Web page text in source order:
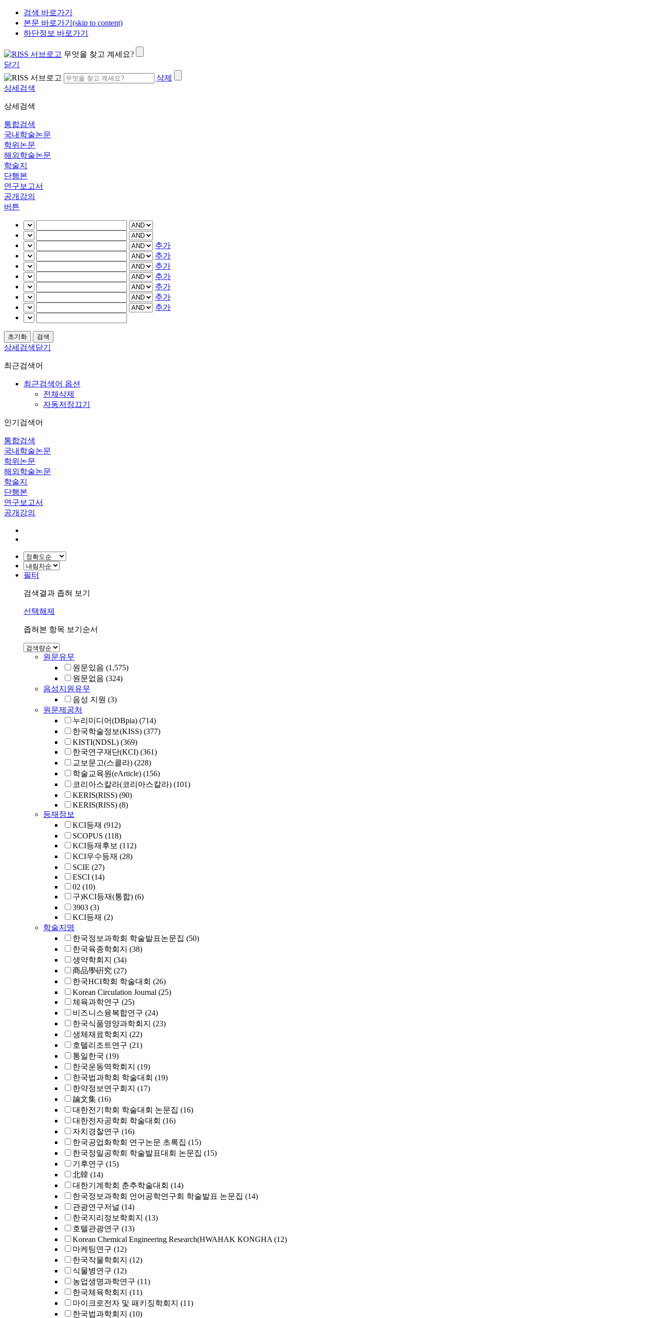
검색 바로가기
본문 바로가기(skip to content)
하단정보 바로가기
무엇을 찾고 계세요?
닫기
삭제
상세검색
상세검색
통합검색
국내학술논문
학위논문
해외학술논문
학술지
단행본
연구보고서
공개강의
버튼
추가
추가
추가
추가
추가
추가
추가
상세검색닫기
최근검색어
최근검색어 옵션
전체삭제
자동저장끄기
인기검색어
통합검색
국내학술논문
학위논문
해외학술논문
학술지
단행본
연구보고서
공개강의
필터
검색결과 좁혀 보기
선택해제
좁혀본 항목 보기순서
원문유무
원문있음 (1,575)
원문없음 (324)
음성지원유무
음성 지원 (3)
원문제공처
누리미디어(DBpia) (714)
한국학술정보(KISS) (377)
KISTI(NDSL) (369)
한국연구재단(KCI) (361)
교보문고(스콜라) (228)
학술교육원(eArticle) (156)
코리아스칼라(코리아스칼라) (101)
KERIS(RISS) (90)
KERIS(RISS) (8)
등재정보
KCI등재 (912)
SCOPUS (118)
KCI등재후보 (112)
KCI우수등재 (28)
SCIE (27)
ESCI (14)
02 (10)
구)KCI등재(통합) (6)
3903 (3)
KCI등재 (2)
학술지명
한국정보과학회 학술발표논문집 (50)
한국육종학회지 (38)
생약학회지 (34)
商品學硏究 (27)
한국HCI학회 학술대회 (26)
Korean Circulation Journal (25)
체육과학연구 (25)
비즈니스융복합연구 (24)
한국식품영양과학회지 (23)
생체재료학회지 (22)
호텔리조트연구 (21)
통일한국 (19)
한국운동역학회지 (19)
한국법과학회 학술대회 (19)
한약정보연구회지 (17)
論文集 (16)
대한전기학회 학술대회 논문집 (16)
대한전자공학회 학술대회 (16)
자치경찰연구 (16)
한국공업화학회 연구논문 초록집 (15)
한국정밀공학회 학술발표대회 논문집 (15)
기후연구 (15)
北韓 (14)
대한기계학회 춘추학술대회 (14)
한국정보과학회 언어공학연구회 학술발표 논문집 (14)
관광연구저널 (14)
한국지리정보학회지 (13)
호텔관광연구 (13)
Korean Chemical Engineering Research(HWAHAK KONGHA (12)
마케팅연구 (12)
한국작물학회지 (12)
식물병연구 (12)
농업생명과학연구 (11)
한국체육학회지 (11)
마이크로전자 및 패키징학회지 (11)
한국법과학회지 (10)